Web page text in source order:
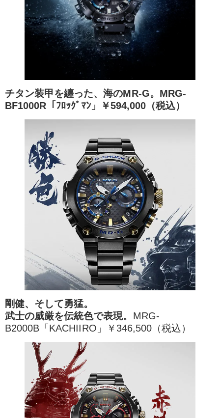
チタン装甲を纏った、海のMR-G。MRG-
BF1000R「ﾌﾛｯｸﾞﾏﾝ」￥594,000（税込）
剛健、そして勇猛。
武士の威厳を伝統色で表現。 MRG-
B2000B「KACHIIRO」￥346,500（税込）